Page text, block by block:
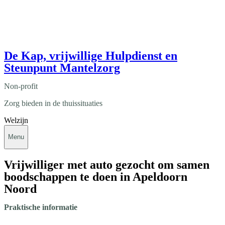
De Kap, vrijwillige Hulpdienst en
Steunpunt Mantelzorg
Non-profit
Zorg bieden in de thuissituaties
Welzijn
Menu
Vrijwilliger met auto gezocht om samen
boodschappen te doen in Apeldoorn
Noord
Praktische informatie